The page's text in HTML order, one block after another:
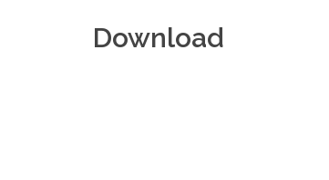
Download